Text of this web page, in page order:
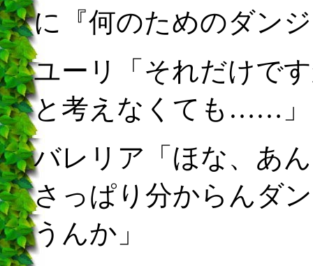
に『何のためのダン
ユーリ「それだけで
と考えなくても……」
バレリア「ほな、あ
さっぱり分からんダ
うんか」